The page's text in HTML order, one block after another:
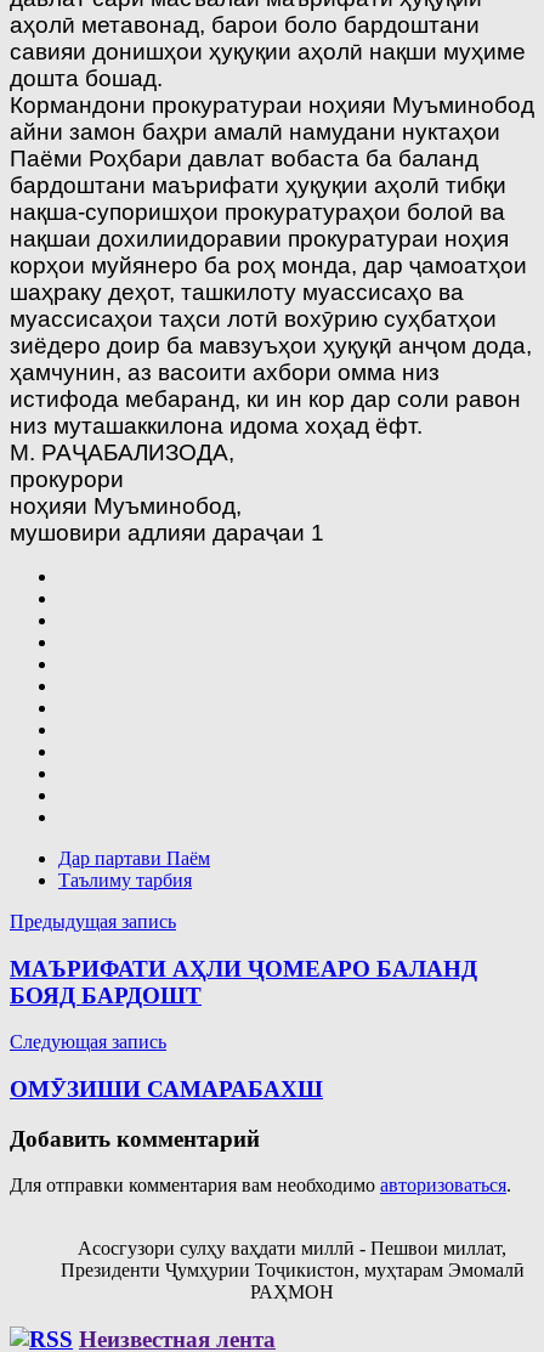
аҳолӣ метавонад, барои боло бардоштани
савияи донишҳои ҳуқуқии аҳолӣ нақши муҳиме
дошта бошад.
Кормандони прокуратураи ноҳияи Муъминобод
айни замон баҳри амалӣ намудани нуктаҳои
Паёми Роҳбари давлат вобаста ба баланд
бардоштани маърифати ҳуқуқии аҳолӣ тибқи
нақша-супоришҳои прокуратураҳои болоӣ ва
нақшаи дохилиидоравии прокуратураи ноҳия
корҳои муйянеро ба роҳ монда, дар ҷамоатҳои
шаҳраку деҳот, ташкилоту муассисаҳо ва
муассисаҳои таҳси лотӣ вохӯрию суҳбатҳои
зиёдеро доир ба мавзуъҳои ҳуқуқӣ анҷом дода,
ҳамчунин, аз васоити ахбори омма низ
истифода мебаранд, ки ин кор дар соли равон
низ муташаккилона идома хоҳад ёфт.
М. РАҶАБАЛИЗОДА,
прокурори
ноҳияи Муъминобод,
мушовири адлияи дараҷаи 1
Дар партави Паём
Таълиму тарбия
Навигация
по
записям
Предыдущая запись
МАЪРИФАТИ АҲЛИ ҶОМЕАРО БАЛАНД
БОЯД БАРДОШТ
Следующая запись
ОМӮЗИШИ САМАРАБАХШ
Добавить комментарий
Для отправки комментария вам необходимо авторизоваться.
Асосгузори сулҳу ваҳдати миллӣ - Пешвои миллат,
Президенти Ҷумҳурии Тоҷикистон, муҳтарам Эмомалӣ
РАҲМОН
Неизвестная лента